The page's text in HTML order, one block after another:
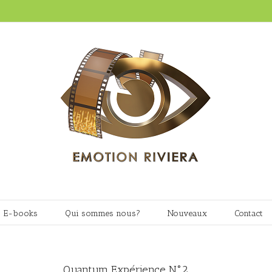
E-books Qui sommes nous? Nouveaux Contact